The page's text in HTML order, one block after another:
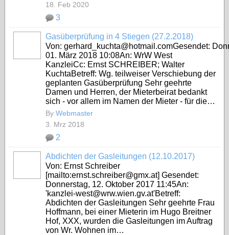
18. Feb 2020
3
Gasüberprüfung in 4 Stiegen (27.2.2018)
Von: gerhard_kuchta@hotmail.comGesendet:
01. März 2018 10:08An: WrW West
KanzleiCc: Ernst SCHREIBER; Walter
KuchtaBetreff: Wg. teilweiser Verschiebung der
geplanten Gasüberprüfung Sehr geehrte
Damen und Herren, der Mieterbeirat bedankt
sich - vor allem im Namen der Mieter - für die…
By Webmaster
3. Mrz 2018
2
Abdichten der Gasleitungen (12.10.2017)
Von: Ernst Schreiber
[mailto:ernst.schreiber@gmx.at] Gesendet:
Donnerstag, 12. Oktober 2017 11:45An:
'kanzlei-west@wrw.wien.gv.at'Betreff:
Abdichten der Gasleitungen Sehr geehrte Frau
Hoffmann, bei einer Mieterin im Hugo Breitner
Hof, XXX, wurden die Gasleitungen im Auftrag
von Wr. Wohnen im…